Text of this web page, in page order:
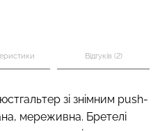
Відгуків (2)
зі знімним push-
мереживна. Бретелі